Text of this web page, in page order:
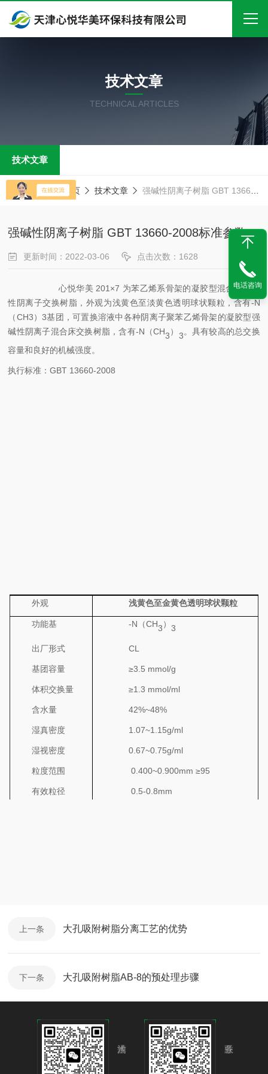
关于我们
产品中心
在线留言
技术文章
TECHNICAL ARTICLES
技术文章
当前位置：首页 技术文章 强碱性阴离子树脂 GBT 13660-2008标准参数
强碱性阴离子树脂 GBT 13660-2008标准参数
更新时间：2022-03-06 点击次数：1628
心悦华美 201×7 为苯乙烯系骨架的凝胶型混合床强碱
性阴离子交换树脂，外观为浅黄色至淡黄色透明球状颗粒，含有-N
（CH3）3基团，可置换溶液中各种阴离子聚苯乙烯骨架的凝胶型强
碱性阴离子混合床交换树脂，含有-N（CH3） 3。具有较高的总交换
容量和良好的机械强度。
执行标准：GBT 13660-2008
外观 浅黄色至金黄色透明球状颗粒
功能基 -N（CH3） 3
出厂形式 CL
基团容量 ≥3. 5 mmol/g
体积交换量 ≥1. 3 mmol/ml
含水量 42%~48%
湿真密度 1.07~1.1 5g/ml
湿视密度 0.67~0.75g/ml
粒度范围 0.400~0.900mm ≥95
有效粒径 0.5-0.8mm
上一条 大孔吸附树脂分离工艺的优势
下一条 大孔吸附树脂AB-8的预处理步骤
电话咨询